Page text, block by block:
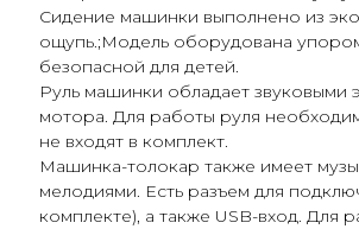
Сидение машинки выполнено из
ощупь.;Модель оборудована
безопасной для детей.
Руль машинки обладает звуковыми
мотора. Для работы руля
не входят в комплект.
Машинка-толокар также имеет
мелодиями. Есть разъем для
комплекте), а также USB-вход. Для